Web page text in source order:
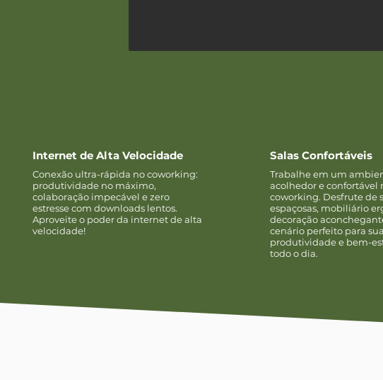
Internet de Alta Velocidade
Conexão ultra-rápida no coworking:
produtividade no máximo,
colaboração impecável e zero
estresse com downloads lentos.
Aproveite o poder da internet de alta
velocidade!
Salas Confortáveis
Trabalhe em um
acolhedor e confortável
coworking. Desfrute de
espaçosas, mobiliário
decoração
cenário perfeito para sua
produtividade e bem-
todo o dia.